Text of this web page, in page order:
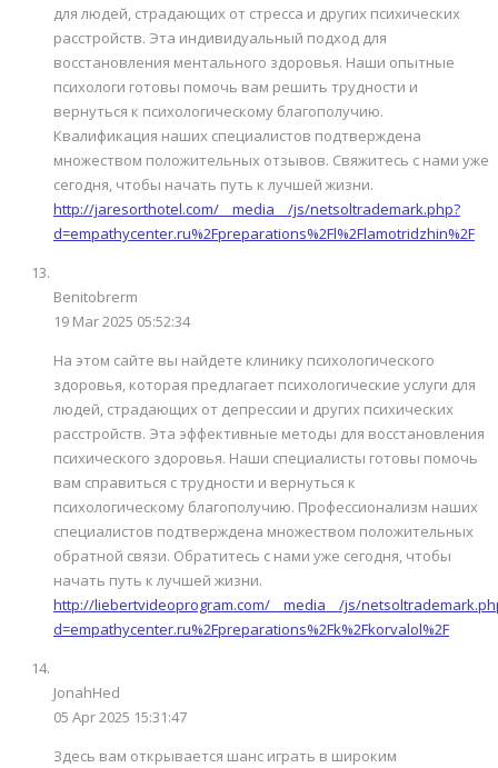
для людей, страдающих от стресса и других психических
расстройств. Эта индивидуальный подход для
восстановления ментального здоровья. Наши опытные
психологи готовы помочь вам решить трудности и
вернуться к психологическому благополучию.
Квалификация наших специалистов подтверждена
множеством положительных отзывов. Свяжитесь с нами уже
сегодня, чтобы начать путь к лучшей жизни.
http://jaresorthotel.com/__media__/js/netsoltrademark.php?
d=empathycenter.ru%2Fpreparations%2Fl%2Flamotridzhin%2F
Benitobrerm
19 Mar 2025 05:52:34
На этом сайте вы найдете клинику психологического
здоровья, которая предлагает психологические услуги для
людей, страдающих от депрессии и других психических
расстройств. Эта эффективные методы для восстановления
психического здоровья. Наши специалисты готовы помочь
вам справиться с трудности и вернуться к
психологическому благополучию. Профессионализм наших
специалистов подтверждена множеством положительных
обратной связи. Обратитесь с нами уже сегодня, чтобы
начать путь к лучшей жизни.
http://liebertvideoprogram.com/__media__/js/
d=empathycenter.ru%2Fpreparations%2Fk%2Fkorvalol%2F
JonahHed
05 Apr 2025 15:31:47
Здесь вам открывается шанс играть в широким